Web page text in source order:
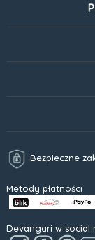
Bezpieczne
Metody płatności
Devangari w social